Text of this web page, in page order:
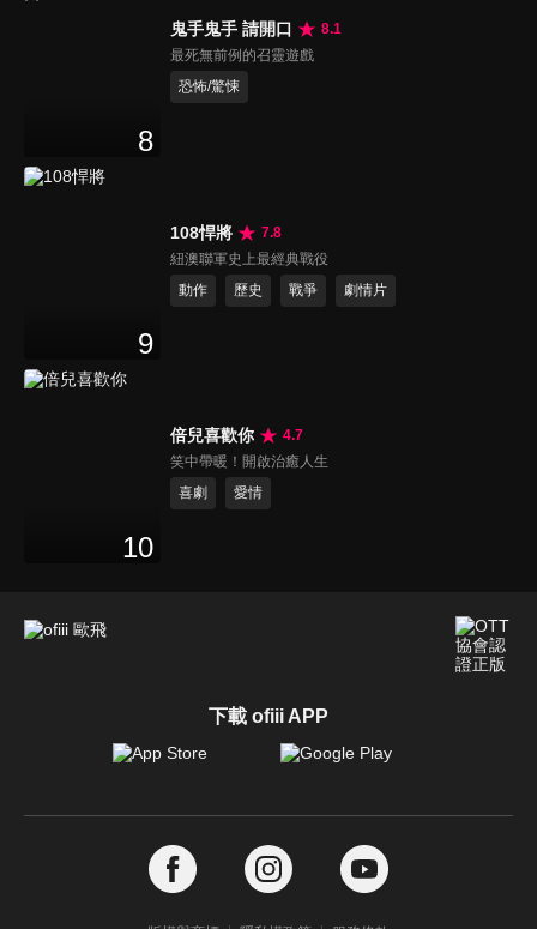
8
鬼手鬼手 請開口
8.1
最死無前例的召靈遊戲
恐怖/驚悚
9
108悍將
7.8
紐澳聯軍史上最經典戰役
動作
歷史 戰爭 劇情片
10
倍兒喜歡你
4.7
笑中帶暖！開啟治癒人生
喜劇
愛情
下載 ofiii APP